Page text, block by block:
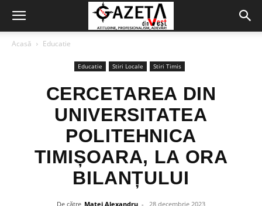
Acasă Educatie
Educatie Stiri Locale Stiri Timis
CERCETAREA DIN
UNIVERSITATEA
POLITEHNICA
TIMIȘOARA, LA ORA
BILANȚULUI
De către Matei Alexandru - 28 decembrie 2023